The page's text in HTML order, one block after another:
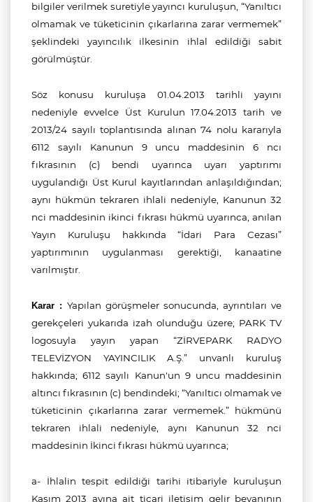
bilgiler verilmek suretiyle yayıncı kuruluşun, “Yanıltıcı
olmamak ve tüketicinin çıkarlarına zarar vermemek”
şeklindeki yayıncılık ilkesinin ihlal edildiği sabit
görülmüştür.
Söz konusu kuruluşa 01.04.2013 tarihli yayını
nedeniyle evvelce Üst Kurulun 17.04.2013 tarih ve
2013/24 sayılı toplantısında alınan 74 nolu kararıyla
6112 sayılı Kanunun 9 uncu maddesinin 6 ncı
fıkrasının (c) bendi uyarınca uyarı yaptırımı
uygulandığı Üst Kurul kayıtlarından anlaşıldığından;
aynı hükmün tekraren ihlali nedeniyle, Kanunun 32
nci maddesinin ikinci fıkrası hükmü uyarınca, anılan
Yayın Kuruluşu hakkında “İdari Para Cezası”
yaptırımının uygulanması gerektiği, kanaatine
varılmıştır.
Karar : Yapılan görüşmeler sonucunda, ayrıntıları ve
gerekçeleri yukarıda izah olunduğu üzere; PARK TV
logosuyla yayın yapan “ZİRVEPARK RADYO
TELEVİZYON YAYINCILIK A.Ş.” unvanlı kuruluş
hakkında;6112 sayılı Kanun'un 9 uncu maddesinin
altıncı fıkrasının (c) bendindeki; “Yanıltıcı olmamak ve
tüketicinin çıkarlarına zarar vermemek.” hükmünü
tekraren ihlali nedeniyle, aynı Kanunun 32 nci
maddesinin İkinci fıkrası hükmü uyarınca;
a- İhlalin tespit edildiği tarihi itibariyle kuruluşun
Kasım 2013 ayına ait ticari iletişim gelir beyanının